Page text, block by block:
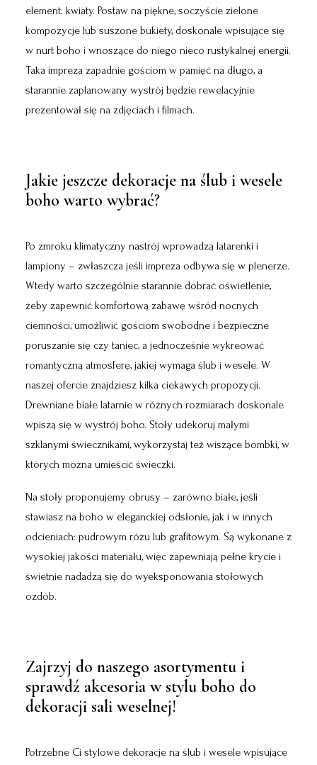
element: kwiaty. Postaw na piękne, soczyście zielone
kompozycje lub suszone bukiety, doskonale wpisujące się
w nurt boho i wnoszące do niego nieco rustykalnej energii.
Taka impreza zapadnie gościom w pamięć na długo, a
starannie zaplanowany wystrój będzie rewelacyjnie
prezentował się na zdjęciach i filmach.
Jakie jeszcze dekoracje na ślub i wesele
boho warto wybrać?
Po zmroku klimatyczny nastrój wprowadzą latarenki i
lampiony – zwłaszcza jeśli impreza odbywa się w plenerze.
Wtedy warto szczególnie starannie dobrać oświetlenie,
żeby zapewnić komfortową zabawę wśród nocnych
ciemności, umożliwić gościom swobodne i bezpieczne
poruszanie się czy taniec, a jednocześnie wykreować
romantyczną atmosferę, jakiej wymaga ślub i wesele. W
naszej ofercie znajdziesz kilka ciekawych propozycji.
Drewniane białe latarnie w różnych rozmiarach doskonale
wpiszą się w wystrój boho. Stoły udekoruj małymi
szklanymi świecznikami, wykorzystaj też wiszące bombki, w
których można umieścić świeczki.
Na stoły proponujemy obrusy – zarówno białe, jeśli
stawiasz na boho w eleganckiej odsłonie, jak i w innych
odcieniach: pudrowym różu lub grafitowym. Są wykonane z
wysokiej jakości materiału, więc zapewniają pełne krycie i
świetnie nadadzą się do wyeksponowania stołowych
ozdób.
Zajrzyj do naszego asortymentu i
sprawdź akcesoria w stylu boho do
dekoracji sali weselnej!
Potrzebne Ci stylowe dekoracje na ślub i wesele wpisujące